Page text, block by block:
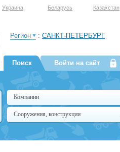
Украина Беларусь Казахстан
Регион : САНКТ-ПЕТЕРБУРГ
Поиск Войти на сайт
Компании
Сооружения, конструкции